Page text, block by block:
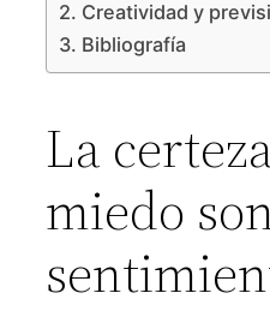
Creatividad y
Bibliografía
La
miedo